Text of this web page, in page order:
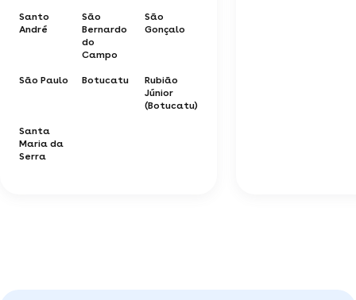
Santo
André
São
Bernardo
do
Campo
São
Gonçalo
São Paulo Botucatu
Rubião
Júnior
(Botucatu)
Santa
Maria da
Serra